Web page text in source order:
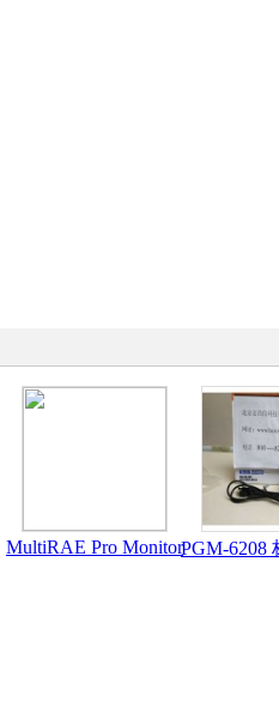
MultiRAE Pro MonitorPGM-6208